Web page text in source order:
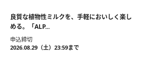
良質な植物性ミルクを、手軽においしく楽し
める。「ALP...
申込締切
2026.08.29（土）23:59まで